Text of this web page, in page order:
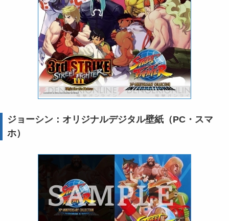
ジョーシン：オリジナルデジタル壁紙（PC・スマ
ホ）